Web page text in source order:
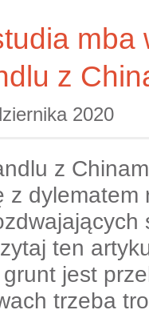
mba
z
2020
z
z dylematem
ten
jest
trzeba